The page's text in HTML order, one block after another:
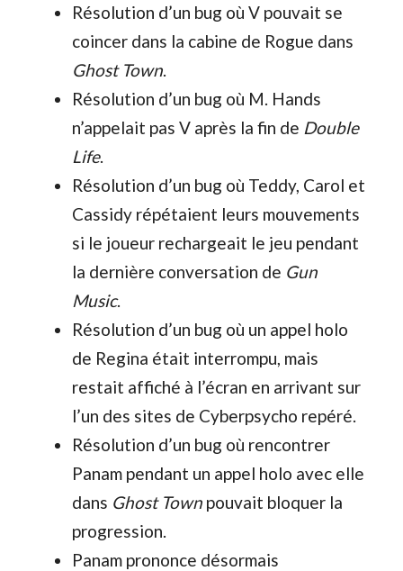
Résolution d’un bug où V pouvait se
coincer dans la cabine de Rogue dans
Ghost Town.
Résolution d’un bug où M. Hands
n’appelait pas V après la fin de Double
Life.
Résolution d’un bug où Teddy, Carol et
Cassidy répétaient leurs mouvements
si le joueur rechargeait le jeu pendant
la dernière conversation de Gun
Music.
Résolution d’un bug où un appel holo
de Regina était interrompu, mais
restait affiché à l’écran en arrivant sur
l’un des sites de Cyberpsycho repéré.
Résolution d’un bug où rencontrer
Panam pendant un appel holo avec elle
dans Ghost Town pouvait bloquer la
progression.
Panam prononce désormais